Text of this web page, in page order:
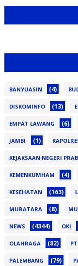
BANYUASIN (4)
DISKOMINFO (13)
EMPAT LAWANG (6)
JAMBI (1)
KEJAKSAAN NEGERI
KEMENKUMHAM (4)
KESEHATAN (163)
MURATARA (8)
NEWS (4344) OKI
OLAHRAGA (82)
PALEMBANG (79)